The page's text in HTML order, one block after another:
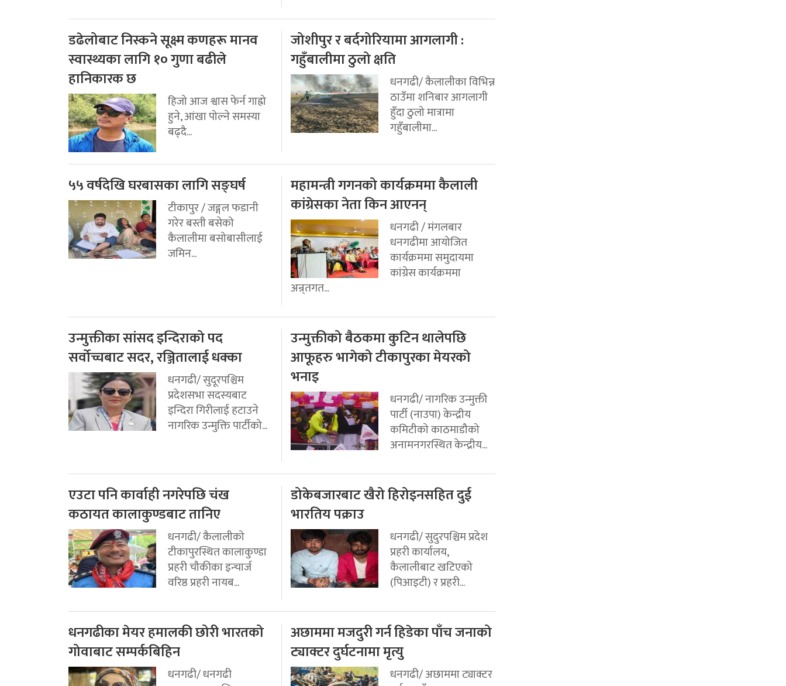
डढेलोबाट निस्कने सूक्ष्म कणहरू मानव
स्वास्थ्यका लागि १० गुणा बढीले
हानिकारक छ
हिजो आज श्वास फेर्न गाह्रो
हुने, आंखा पोल्ने समस्या
बढ्दै...
जोशीपुर र बर्दगोरियामा आगलागी :
गहुँबालीमा ठुलो क्षति
धनगढी/ कैलालीका विभिन्न
ठाउँमा शनिबार आगलागी
हुँदा ठुलो मात्रामा
गहुँबालीमा...
५५ वर्षदेखि घरबासका लागि सङ्घर्ष
टीकापुर / जङ्गल फडानी
गरेर बस्ती बसेको
कैलालीमा बसोबासीलाई
जमिन...
महामन्त्री गगनको कार्यक्रममा कैलाली
कांग्रेसका नेता किन आएनन्
धनगढी / मंगलबार
धनगढीमा आयोजित
कार्यक्रममा समुदायमा
कांग्रेस कार्यक्रममा
अन्र्तगत...
उन्मुक्तीका सांसद इन्दिराको पद
सर्वोच्चबाट सदर, रञ्जितालाई धक्का
धनगढी/ सुदूरपश्चिम
प्रदेशसभा सदस्यबाट
इन्दिरा गिरीलाई हटाउने
नागरिक उन्मुक्ति पार्टीको...
उन्मुक्तीको बैठकमा कुटिन थालेपछि
आफूहरु भागेको टीकापुरका मेयरको
भनाइ
धनगढी/ नागरिक उन्मुक्ती
पार्टी (नाउपा) केन्द्रीय
कमिटीको काठमाडौको
अनामनगरस्थित केन्द्रीय...
एउटा पनि कार्वाही नगरेपछि चंख
कठायत कालाकुण्डबाट तानिए
धनगढी/ कैलालीको
टीकापुरस्थित कालाकुण्डा
प्रहरी चौकीका इन्चार्ज
वरिष्ठ प्रहरी नायब...
डोकेबजारबाट खैरो हिरोइनसहित दुई
भारतिय पक्राउ
धनगढी/ सुदुरपश्चिम प्रदेश
प्रहरी कार्यालय,
कैलालीबाट खटिएको
(पिआइटी) र प्रहरी...
धनगढीका मेयर हमालकी छोरी भारतको
गोवाबाट सम्पर्कबिहिन
धनगढी/ धनगढी
अछाममा मजदुरी गर्न हिडेका पाँच जनाको
ट्याक्टर दुर्घटनामा मृत्यु
धनगढी/ अछाममा ट्याक्टर